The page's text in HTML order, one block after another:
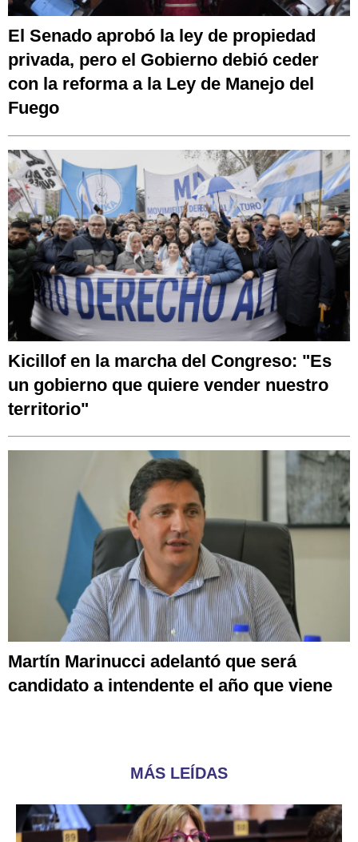
El Senado aprobó la ley de propiedad
privada, pero el Gobierno debió ceder
con la reforma a la Ley de Manejo del
Fuego
Kicillof en la marcha del Congreso: "Es
un gobierno que quiere vender nuestro
territorio"
Martín Marinucci adelantó que será
candidato a intendente el año que viene
MÁS LEÍDAS